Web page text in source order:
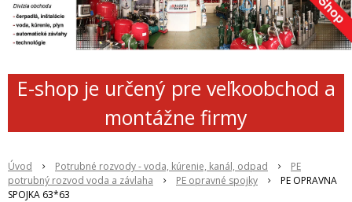
E-shop je určený pre veľkoobchod a
montážne firmy
Úvod Potrubné rozvody - voda, kúrenie, kanál, odpad
PE
potrubný rozvod voda a závlaha
PE opravné spojky
PE OPRAVNA
SPOJKA 63*63